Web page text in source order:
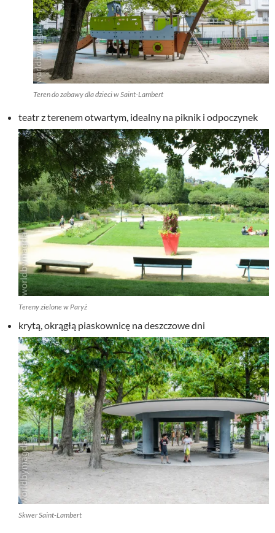
Teren do zabawy dla dzieci w Saint-Lambert
teatr z terenem otwartym, idealny na piknik i odpoczynek
Tereny zielone w Paryż
krytą, okrągłą piaskownicę na deszczowe dni
Skwer Saint-Lambert